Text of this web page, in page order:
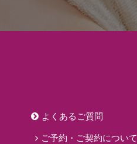
よくあるご質問
ご予約・ご契約について